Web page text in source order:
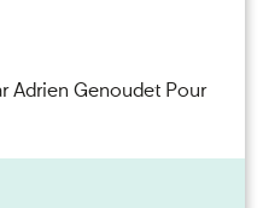
Adrien Genoudet Pour